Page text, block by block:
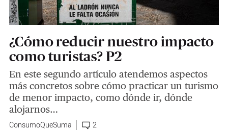
¿Cómo reducir nuestro impacto
como turistas? P2
En este segundo artículo atendemos aspectos
más concretos sobre cómo practicar un turismo
de menor impacto, como dónde ir, dónde
alojarnos…
ConsumoQueSuma 2